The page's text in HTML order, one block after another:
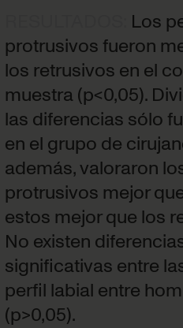
Los
protrusivos fueron
los retrusivos en el
muestra (p<0,05).
las diferencias sólo
en el grupo de
además, valoraron
protrusivos mejor
estos mejor que los
No existen
significativas entre
perfil labial entre
(p>0,05).